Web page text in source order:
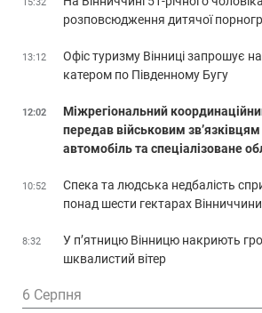
розповсюдження дитячої
13:12
Офіс туризму Вінниці запрошує
катером по Південному Бугу
12:02
Міжрегіональний
передав військовим
автомобіль та спеціалізоване
10:52
Спека та людська недбалість
понад шести гектарах Вінниччини
8:32
У п’ятницю Вінницю накриють
шквалистий вітер
6 Серпня